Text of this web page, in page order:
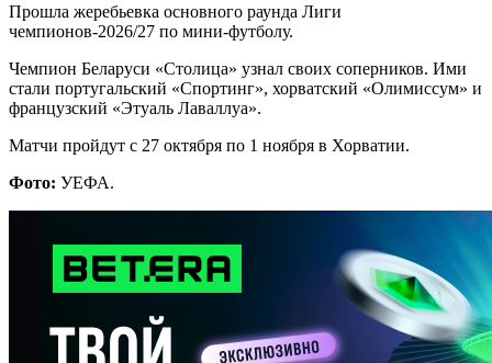
Прошла жеребьевка основного раунда Лиги
чемпионов-2026/27 по мини-футболу.
Чемпион Беларуси «Столица» узнал своих соперников. Ими
стали португальский «Спортинг», хорватский «Олимиссум» и
французский «Этуаль Лаваллуа».
Матчи пройдут с 27 октября по 1 ноября в Хорватии.
Фото: УЕФА.